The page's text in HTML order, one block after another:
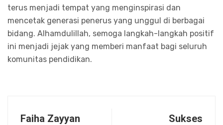
terus menjadi tempat yang menginspirasi dan
mencetak generasi penerus yang unggul di berbagai
bidang. Alhamdulillah, semoga langkah-langkah positif
ini menjadi jejak yang memberi manfaat bagi seluruh
komunitas pendidikan.
Faiha Zayyan
Sukses